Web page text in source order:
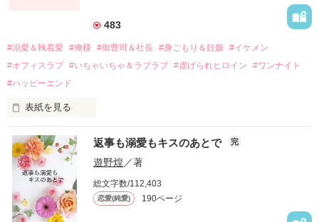
それから約十二年後。
過去の傷から、二度と会いたくないと思っていた哲平に
運命のような再会を果たす。
酔った勢いで一夜を共にしてしまった。
さらに、美桜が初めてだと知った哲平は
『責任をとる、結婚しよう』と真っ直ぐに告げてきた。
戸惑う美桜とは裏腹に、好きという気持ちを隠すことなく
甘やかしてくる。
そんなある日、哲平は美桜がストーカー被害に
遭っていることを知る。
美桜を守るため、哲平は同居を提案してきて――。
483
#溺愛＆執着愛 #俺様 #御曹司＆社長 #身ごもり＆妊娠 #イケメン
#オフィスラブ #いちゃいちゃ＆ラブラブ #虐げられヒロイン
#ワンナイト
#ハッピーエンド
表紙を見る
おかしな噂を流されて前の職場でうまくいかなかった梅田美
桜は、海外で傷心旅行をしていたところ、日本人美青年と出会
い、酒の勢いもあり一夜限りの関係となる。
帰国後、美桜は新しい職場でワンナイトした美青年と再会。
なんと彼の正体は、とある財閥御曹司にも関わらず、一族を離
れて起業した新進気鋭の実業家、社内でも冷徹だと評判な社長
――御影恭司その人だったのだ――！
返事も溺愛もキスのあとで 完
遊野煌 ／著
総文字数/112,403
恋愛(純愛) 190ページ